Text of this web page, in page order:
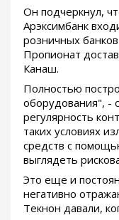
Он подчеркнул,
Арэксимбанк
розничных
Пропионат
Канаш.
Полностью
оборудования", -
регулярность
таких условиях
средств с
выглядеть
Это еще и
негативно
Текнон давали,